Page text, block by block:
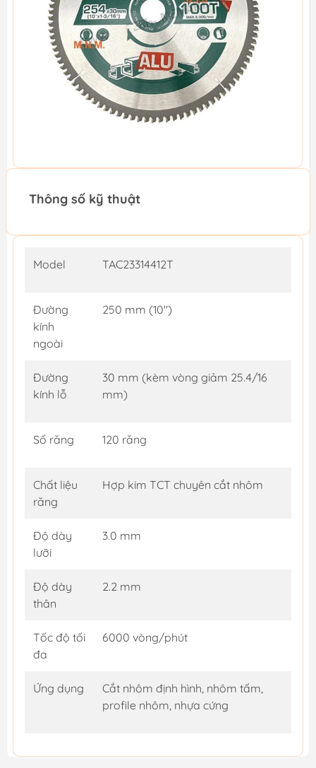
Thông số kỹ thuật
Model TAC23314412T
Đường
kính
ngoài
250 mm (10")
Đường
kính lỗ
30 mm (kèm vòng giảm 25.4/16
mm)
Số răng 120 răng
Chất liệu
răng
Hợp kim TCT chuyên cắt nhôm
Độ dày
lưỡi
3.0 mm
Độ dày
thân
2.2 mm
Tốc độ tối
đa
6000 vòng/phút
Ứng dụng
Cắt nhôm định hình, nhôm tấm,
profile nhôm, nhựa cứng